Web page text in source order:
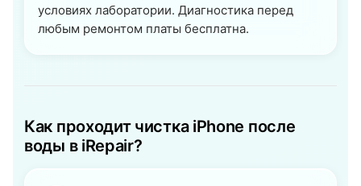
условиях лаборатории. Диагностика перед
любым ремонтом платы бесплатна.
Как проходит чистка iPhone после
воды в iRepair?